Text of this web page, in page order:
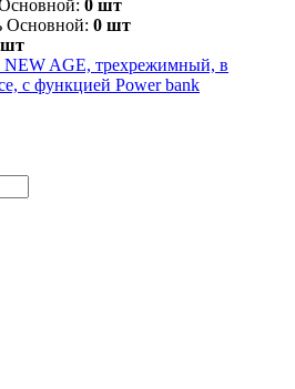
0 шт
Основной: 0 шт
шт
AGE, трехрежимный, в
с функцией Power bank